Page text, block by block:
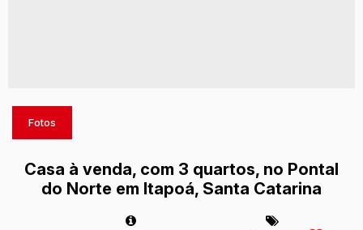
Fotos
Casa à venda, com 3 quartos, no Pontal
do Norte em Itapoá, Santa Catarina